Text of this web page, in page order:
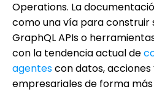
Operations. La
como una vía para construir
GraphQL APIs o
con la tendencia actual de
agentescon datos, acciones
empresariales de forma